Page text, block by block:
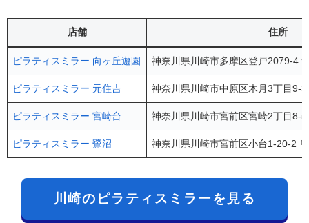
店舗 住所
ピラティスミラー 向ヶ丘遊園 神奈川県川崎市多摩区登戸2079-4
ピラティスミラー 元住吉 神奈川県川崎市中原区木月3丁目9-
ピラティスミラー 宮崎台 神奈川県川崎市宮前区宮崎2丁目8-
ピラティスミラー 鷺沼 神奈川県川崎市宮前区小台1-20-2
川崎のピラティスミラーを見る